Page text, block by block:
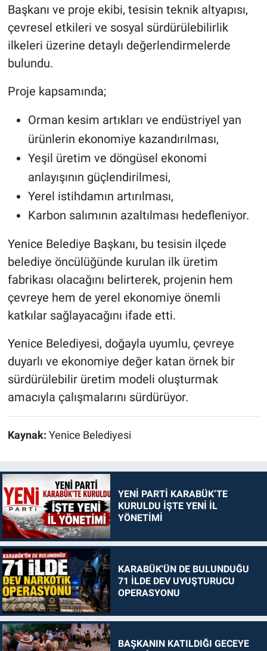
Başkanı ve proje ekibi, tesisin teknik altyapısı,
çevresel etkileri ve sosyal sürdürülebilirlik
ilkeleri üzerine detaylı değerlendirmelerde
bulundu.
Proje kapsamında;
Orman kesim artıkları ve endüstriyel yan
ürünlerin ekonomiye kazandırılması,
Yeşil üretim ve döngüsel ekonomi
anlayışının güçlendirilmesi,
Yerel istihdamın artırılması,
Karbon salımının azaltılması hedefleniyor.
Yenice Belediye Başkanı, bu tesisin ilçede
belediye öncülüğünde kurulan ilk üretim
fabrikası olacağını belirterek, projenin hem
çevreye hem de yerel ekonomiye önemli
katkılar sağlayacağını ifade etti.
Yenice Belediyesi, doğayla uyumlu, çevreye
duyarlı ve ekonomiye değer katan örnek bir
sürdürülebilir üretim modeli oluşturmak
amacıyla çalışmalarını sürdürüyor.
Kaynak: Yenice Belediyesi
YENİ PARTİ KARABÜK’TE
KURULDU İŞTE YENİ İL
YÖNETİMİ
KARABÜK'ÜN DE BULUNDUĞU
71 İLDE DEV UYUŞTURUCU
OPERASYONU
BAŞKANIN KATILDIĞI GECEYE